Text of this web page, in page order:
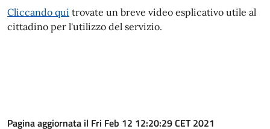
Cliccando qui trovate un breve video esplicativo utile al
cittadino per l'utilizzo del servizio.
Pagina aggiornata il Fri Feb 12 12:20:29 CET 2021